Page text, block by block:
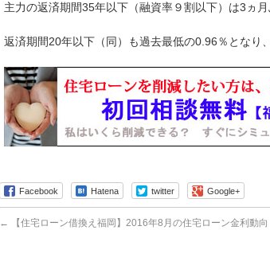
主力の返済期間35年以下（融資率９割以下）は3ヵ
返済期間20年以下（同）も過去最低の0.96％となり
Facebook Hatena twitter Google+
← 【住宅ローン借換え福岡】2016年8月の住宅ローン金利動向